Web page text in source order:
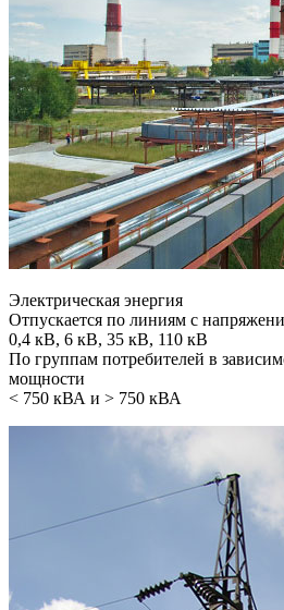
Электрическая энергия
Отпускается по линиям с
0,4 кВ, 6 кВ, 35 кВ, 110 кВ
По группам потребителей в
мощности
< 750 кВА и > 750 кВА